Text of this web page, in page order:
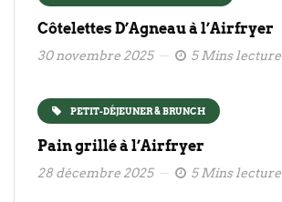
Côtelettes D’Agneau à l’Airfryer
30 novembre 2025 5 Mins lecture
PETIT-DÉJEUNER & BRUNCH
Pain grillé à l’Airfryer
28 décembre 2025 5 Mins lecture